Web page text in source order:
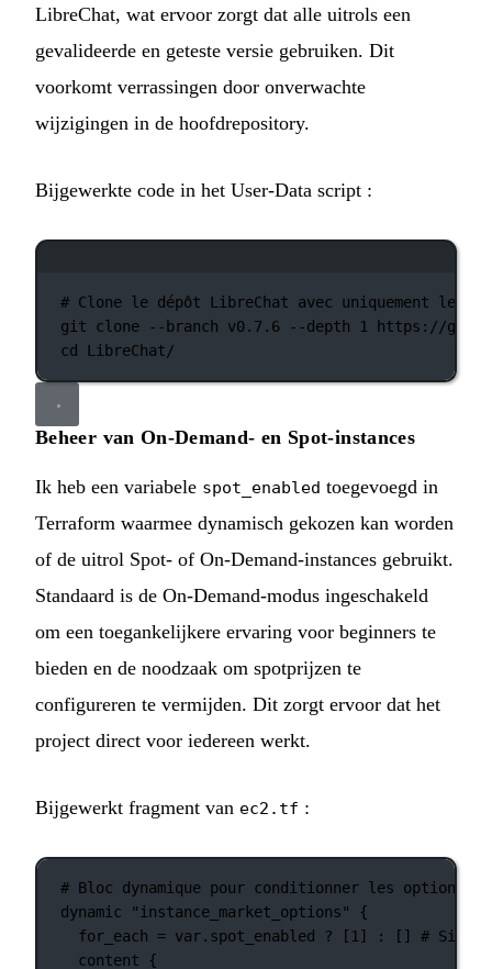
LibreChat, wat ervoor zorgt dat alle uitrols een
gevalideerde en geteste versie gebruiken. Dit
voorkomt verrassingen door onverwachte
wijzigingen in de hoofdrepository.
Bijgewerkte code in het User-Data script :
# Clone le dépôt LibreChat avec uniquement le
git
clone --branch v0.7.6 --depth 1
https://
cd
LibreChat/
Beheer van On-Demand- en Spot-instances
Ik heb een variabele spot_enabled toegevoegd in
Terraform waarmee dynamisch gekozen kan worden
of de uitrol Spot- of On-Demand-instances gebruikt.
Standaard is de On-Demand-modus ingeschakeld
om een toegankelijkere ervaring voor beginners te
bieden en de noodzaak om spotprijzen te
configureren te vermijden. Dit zorgt ervoor dat het
project direct voor iedereen werkt.
Bijgewerkt fragment van ec2.tf :
# Bloc dynamique pour conditionner les options du
dynamic
"instance_market_options"
{
for_each = var. spot_enabled ? [ 1 ] : [] # Si
content {